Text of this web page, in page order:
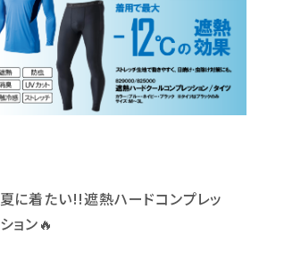
夏に着たい!!遮熱ハードコンプレッ
ション🔥